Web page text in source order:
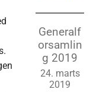
Generalf
orsamlin
g 2019
24. marts
2019